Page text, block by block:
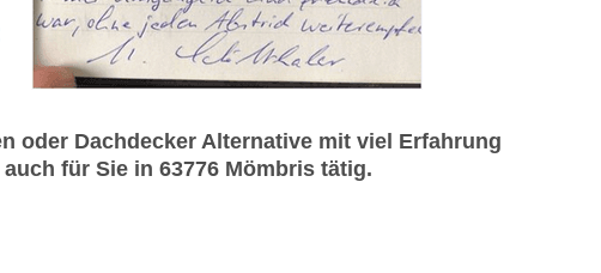
oder Dachdecker Alternative mit viel Erfahrung
für Sie in 63776 Mömbris tätig.